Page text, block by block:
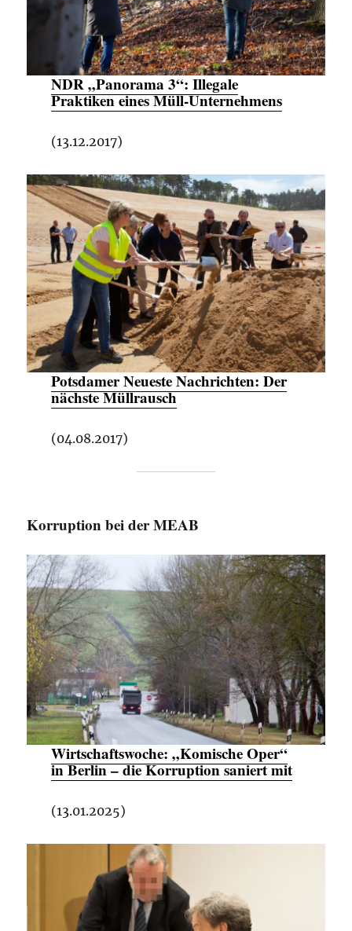
NDR „Panorama 3“: Illegale
Praktiken eines Müll-Unternehmens
(13.12.2017)
Potsdamer Neueste Nachrichten: Der
nächste Müllrausch
(04.08.2017)
Korruption bei der MEAB
Wirtschaftswoche: „Komische Oper“
in Berlin – die Korruption saniert mit
(13.01.2025)